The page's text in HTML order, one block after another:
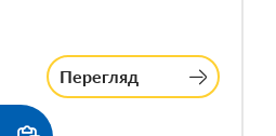
Перегляд